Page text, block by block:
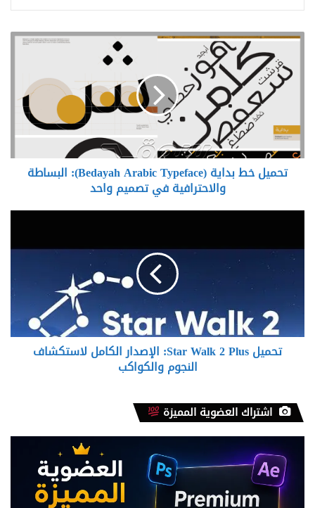
تحميل
بداية
(Bedayah
البساطة
والاحترافية
في
تصميم
تحميل خط بداية (Bedayah Arabic Typeface): البساطة
والاحترافية في تصميم واحد
Walk
الكامل
لاستكشاف
النجوم
والكواكب
تحميل Star Walk 2 Plus: الإصدار الكامل لاستكشاف
النجوم والكواكب
اشتراك العضوية المميزة